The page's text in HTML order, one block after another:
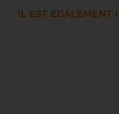
IL EST ÉGALEMENT